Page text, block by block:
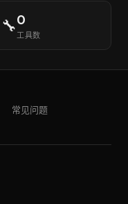
🔧0
工具数
常见问题